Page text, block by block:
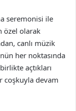
seremonisi ile
özel olarak
canlı müzik
her noktasında
açtıkları
coşkuyla devam